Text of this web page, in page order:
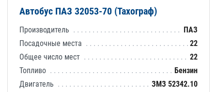
Автобус ПАЗ 32053-70 (Тахограф)
Производитель
ПАЗ
Посадочные места
22
Общее число мест
22
Топливо
Бензин
Двигатель
ЗМЗ 52342.10